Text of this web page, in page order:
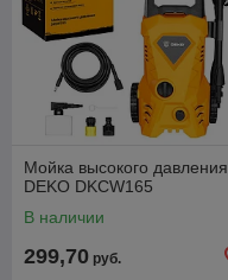
Мойка высокого давления
DEKO DKCW165
В наличии
299,70 руб.